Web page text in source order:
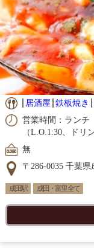
居酒屋 鉄板焼き
営業時間：ラン
（L.O.1:30、ドリ
無
〒286-0035 千葉
成田駅 成田・富里 全て